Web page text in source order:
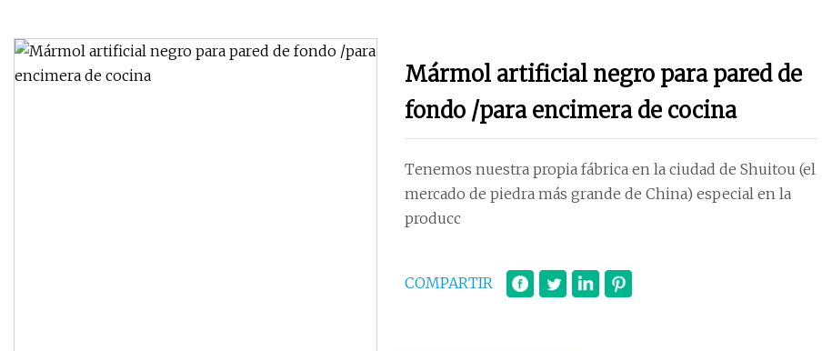
Mármol artificial negro para pared de
fondo /para encimera de cocina
Tenemos nuestra propia fábrica en la ciudad de Shuitou (el
mercado de piedra más grande de China) especial en la
producc
COMPARTIR